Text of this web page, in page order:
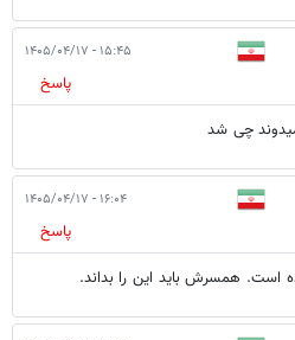
۱۵:۴۵ - ۱۴۰۵/۰۴/۱۷
پاسخ
چی شد
۱۶:۰۴ - ۱۴۰۵/۰۴/۱۷
پاسخ
است. همسرش باید این را بداند.